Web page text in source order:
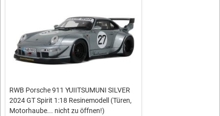
RWB Porsche 911 YUIITSUMUNI SILVER
2024 GT Spirit 1:18 Resinemodell (Türen,
Motorhaube... nicht zu öffnen!)